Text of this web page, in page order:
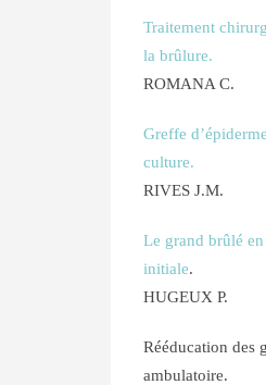
Traitement
la brûlure.
ROMANA C.
Greffe
culture.
RIVES J.M.
Le grand brûlé en
initiale.
HUGEUX P.
Rééducation des
ambulatoire.